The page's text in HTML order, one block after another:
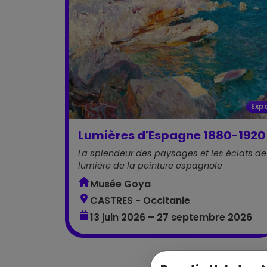
Lumières d'Espagne 1880-1920
La splendeur des paysages et les éclats de
lumière de la peinture espagnole
Musée Goya
CASTRES - Occitanie
13 juin 2026 – 27 septembre 2026